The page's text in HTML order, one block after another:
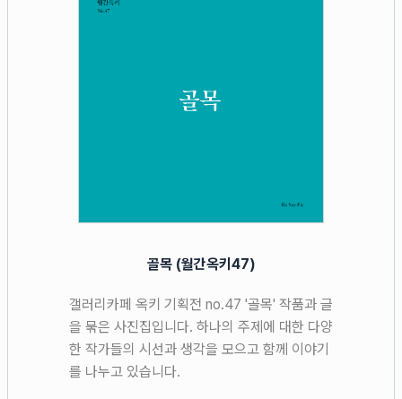
골목 (월간옥키47)
갤러리카페 옥키 기획전 no.47 '골목' 작품과 글
을 묶은 사진집입니다. 하나의 주제에 대한 다양
한 작가들의 시선과 생각을 모으고 함께 이야기
를 나누고 있습니다.